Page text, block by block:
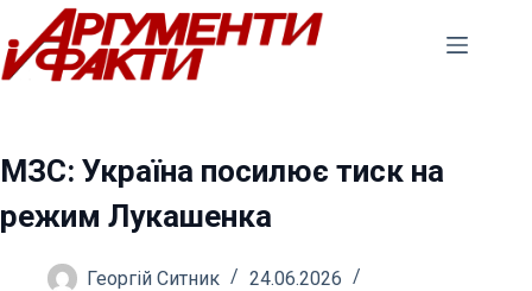
Перейти
до
вмісту
МЗС: Україна посилює тиск на
режим Лукашенка
Георгій Ситник
24.06.2026